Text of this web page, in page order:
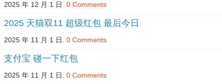
2025 年 12 月 1 日. 0 Comments
2025 天猫双11 超级红包 最后今日
2025 年 11 月 1 日. 0 Comments
支付宝 碰一下红包
2025 年 11 月 1 日. 0 Comments